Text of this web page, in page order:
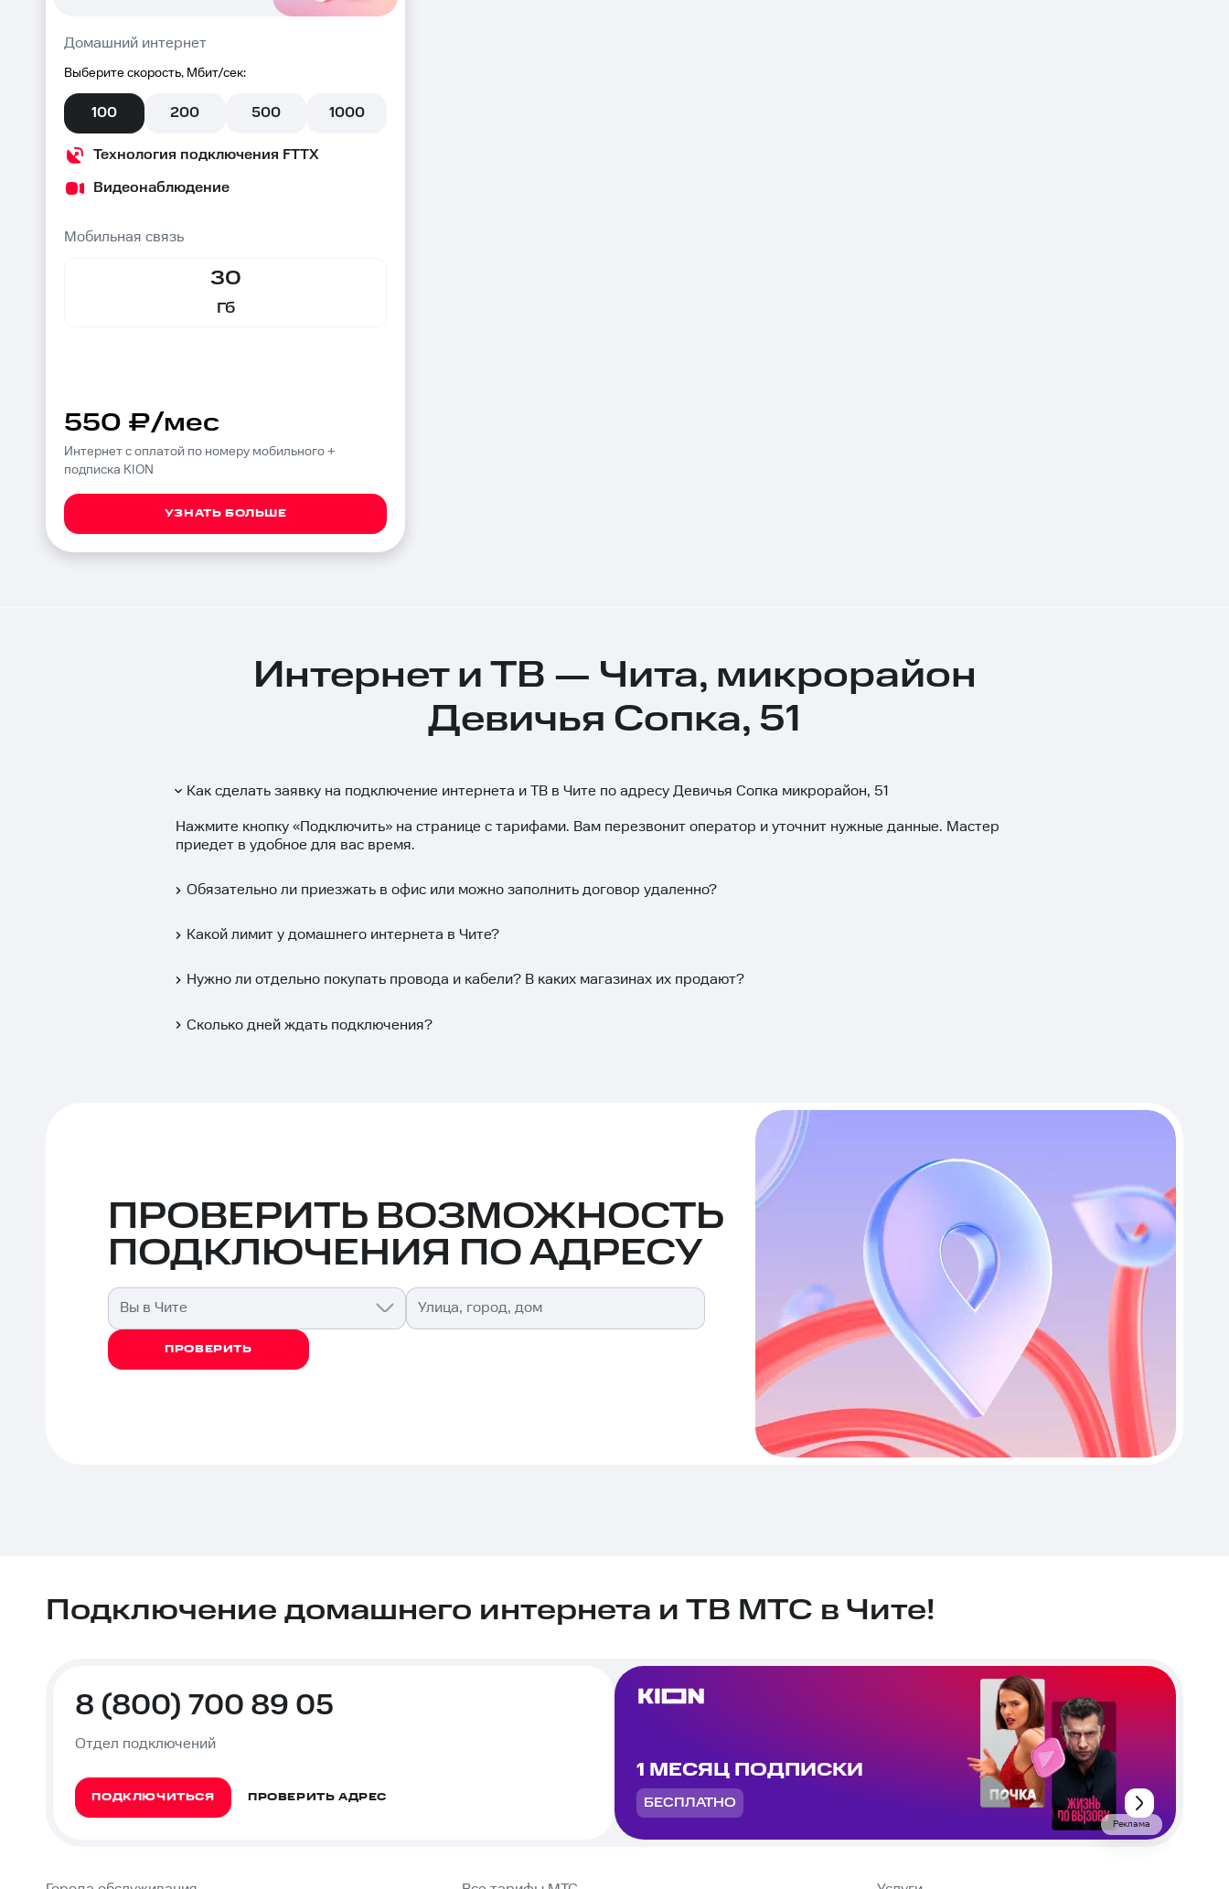
Домашний интернет
Выберите скорость, Мбит/сек:
100 200 500 1000
Технология подключения FTTX
Видеонаблюдение
Мобильная связь
30
Гб
550 ₽/мес
Интернет с оплатой по номеру мобильного +
подписка KION
УЗНАТЬ БОЛЬШЕ
Интернет и ТВ — Чита, микрорайон
Девичья Сопка, 51
Как сделать заявку на подключение интернета и ТВ в Чите по адресу Девичья Сопка микрорайон, 51
Нажмите кнопку «Подключить» на странице с тарифами. Вам перезвонит оператор и уточнит нужные данные. Мастер
приедет в удобное для вас время.
Обязательно ли приезжать в офис или можно заполнить договор удаленно?
Какой лимит у домашнего интернета в Чите?
Нужно ли отдельно покупать провода и кабели? В каких магазинах их продают?
Сколько дней ждать подключения?
ПРОВЕРИТЬ ВОЗМОЖНОСТЬ
ПОДКЛЮЧЕНИЯ ПО АДРЕСУ
Вы в Чите Улица, город, дом
ПРОВЕРИТЬ
Подключение домашнего интернета и ТВ МТС в Чите!
8 (800) 700 89 05
Отдел подключений
ПОДКЛЮЧИТЬСЯ ПРОВЕРИТЬ АДРЕС
1 МЕСЯЦ ПОДПИСКИ
БЕСПЛАТНО
Реклама